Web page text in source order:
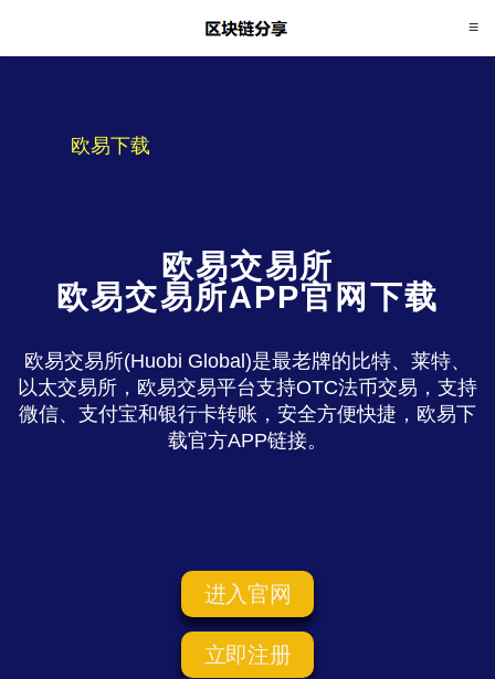
欧易下载
欧易交易所
欧易交易所APP官网下载
欧易交易所(Huobi Global)是最老牌的比特、莱特、
以太交易所，欧易交易平台支持OTC法币交易，支持
微信、支付宝和银行卡转账，安全方便快捷，欧易下
载官方APP链接。
进入官网
立即注册